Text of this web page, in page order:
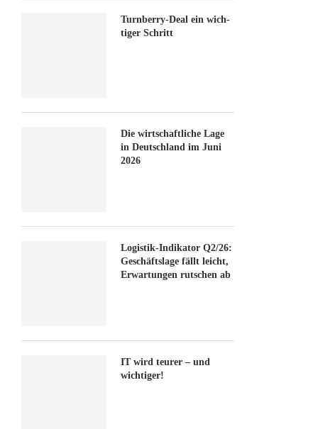
Turn­ber­ry-Deal ein wich­
ti­ger Schritt
Die wirtschaftliche Lage
in Deutschland im Juni
2026
Logistik-Indikator Q2/26:
Geschäftslage fällt leicht,
Erwartungen rutschen ab
IT wird teurer – und
wichtiger!